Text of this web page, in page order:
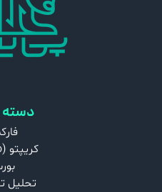
دسته
کریپتو (Crypto)
تحلیل